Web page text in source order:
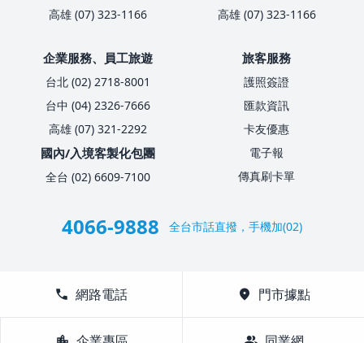
高雄 (07) 323-1166
高雄 (07) 323-1166
企業服務、員工旅遊
台北 (02) 2718-8001
台中 (04) 2326-7666
高雄 (07) 321-2292
國內/入境客製化包團
全台 (02) 6609-7100
旅客服務
護照簽證
匯款資訊
卡友優惠
電子報
傳真刷卡單
4066-9888 全台市話直撥，手機加(02)
call 網路電話 location_on 門市據點